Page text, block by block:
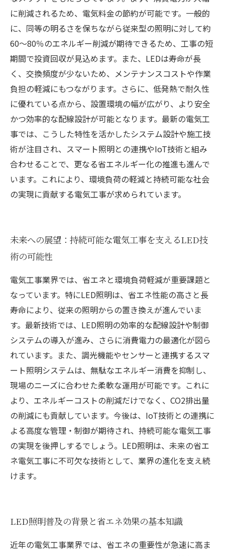
に削減されるため、電気料金の節約が可能です。一般的
に、同等の明るさを保ちながら従来型の照明に対して約
60〜80％のエネルギー削減が期待できるため、工事の短
期間で投資回収が見込めます。また、LEDは寿命が長
く、交換頻度が少ないため、メンテナンスコストや作業
負担の軽減にもつながります。さらに、低発熱で耐久性
に優れている点から、設置環境の幅が広がり、より安全
かつ効率的な配線設計が可能となります。最新の電気工
事では、こうした特性を活かしたシステム設計や施工技
術が注目され、スマート照明との連携やIoT技術と組み
合わせることで、更なる省エネルギー化の推進も進んで
います。これにより、環境負荷の軽減と持続可能な社会
の実現に貢献する電気工事が求められています。
未来への展望：持続可能な電気工事を支えるLED技
術の可能性
電気工事業界では、省エネと環境負荷軽減が重要課題と
なっています。特にLED照明は、省エネ性能の高さと長
寿命により、従来の照明からの置き換えが進んでいま
す。最新技術では、LED照明の効率的な配線設計や制御
システムの導入が進み、さらに消費電力の最適化が図ら
れています。また、調光機能やセンサーと連携するスマ
ート照明システムは、無駄なエネルギー消費を抑制し、
現場のニーズに合わせた柔軟な運用が可能です。これに
より、エネルギーコストの削減だけでなく、CO2排出量
の削減にも貢献しています。今後は、IoT技術との連携に
よる高度な管理・制御が期待され、持続可能な電気工事
の実現を後押しするでしょう。LED照明は、未来の省エ
ネ電気工事に不可欠な技術として、業界の進化を支え続
けます。
LED照明普及の背景と省エネ効果の基本知識
近年の電気工事業界では、省エネの重要性が急速に高ま